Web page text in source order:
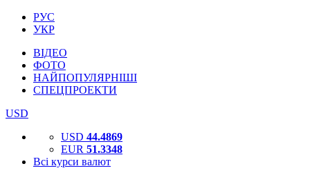
РУС
УКР
ВІДЕО
ФОТО
НАЙПОПУЛЯРНІШІ
СПЕЦПРОЕКТИ
USD
USD 44.4869
EUR 51.3348
Всі курси валют